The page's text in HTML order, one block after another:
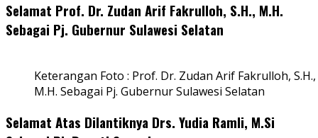
Selamat Prof. Dr. Zudan Arif Fakrulloh, S.H., M.H.
Sebagai Pj. Gubernur Sulawesi Selatan
Keterangan Foto : Prof. Dr. Zudan Arif Fakrulloh, S.H.,
M.H. Sebagai Pj. Gubernur Sulawesi Selatan
Selamat Atas Dilantiknya Drs. Yudia Ramli, M.Si